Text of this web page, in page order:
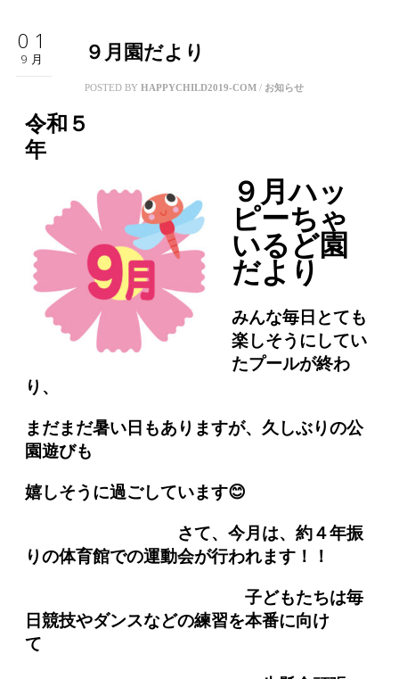
01
9月 ９月園だより
POSTED BY HAPPYCHILD2019-COM/ お知らせ
令和５
年
９ 月ハッ
ピーちゃ
いるど園
だより
みんな毎日とても
楽しそうにしてい
たプールが終わ
り、
まだまだ暑い日もありますが、久しぶりの公
園遊びも
嬉しそうに過ごしています😊
さて、今月は、約４年振
りの体育館での運動会が行われます！！
子どもたちは毎
日競技やダンスなどの練習を本番に向け